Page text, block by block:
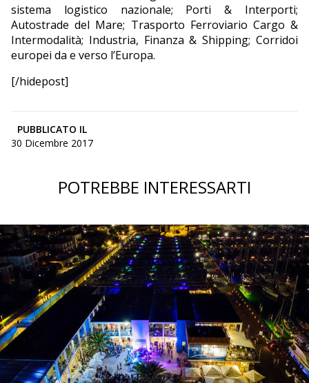
sistema logistico nazionale; Porti & Interporti;
Autostrade del Mare; Trasporto Ferroviario Cargo &
Intermodalità; Industria, Finanza & Shipping; Corridoi
europei da e verso l’Europa.
[/hidepost]
PUBBLICATO IL
30 Dicembre 2017
POTREBBE INTERESSARTI